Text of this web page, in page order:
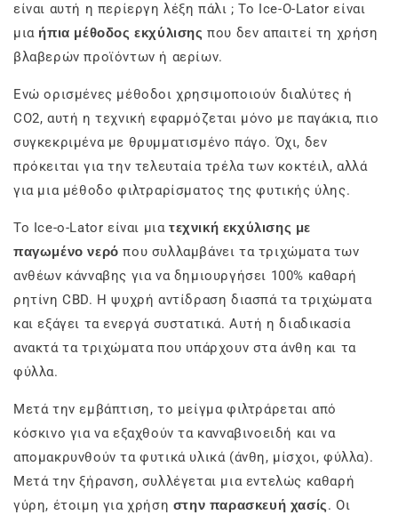
είναι αυτή η περίεργη λέξη πάλι ; Το Ice-O-Lator είναι
μιαήπια μέθοδος εκχύλισης που δεν απαιτεί τη χρήση
βλαβερών προϊόντων ή αερίων.
Ενώ ορισμένες μέθοδοι χρησιμοποιούν διαλύτες ή
CO2, αυτή η τεχνική εφαρμόζεται μόνο με παγάκια, πιο
συγκεκριμένα με θρυμματισμένο πάγο. Όχι, δεν
πρόκειται για την τελευταία τρέλα των κοκτέιλ, αλλά
για μια μέθοδο φιλτραρίσματος της φυτικής ύλης.
Το Ice-o-Lator είναι μιατεχνική εκχύλισης με
παγωμένο νερό που συλλαμβάνει τα τριχώματα των
ανθέων κάνναβης για να δημιουργήσει 100% καθαρή
ρητίνη CBD. Η ψυχρή αντίδραση διασπά τα τριχώματα
και εξάγει τα ενεργά συστατικά. Αυτή η διαδικασία
ανακτά τα τριχώματα που υπάρχουν στα άνθη και τα
φύλλα.
Μετά την εμβάπτιση, το μείγμα φιλτράρεται από
κόσκινο για να εξαχθούν τα κανναβινοειδή και να
απομακρυνθούν τα φυτικά υλικά (άνθη, μίσχοι, φύλλα).
Μετά την ξήρανση, συλλέγεται μια εντελώς καθαρή
γύρη, έτοιμη για χρήση στην παρασκευή χασίς. Οι